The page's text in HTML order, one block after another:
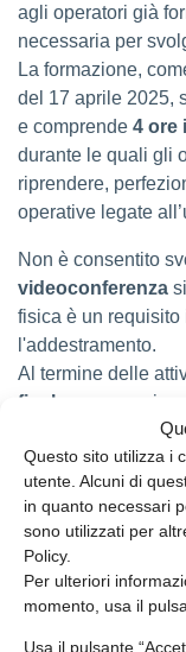
Questo sito utilizza i
utente. Alcuni di
in quanto necessari
sono utilizzati per
Policy.
Per ulteriori
momento, usa il
Usa il pulsante
agli operatori già
necessaria per
La formazione,
del 17 aprile 2025,
e comprende 4 ore
durante le quali gli
riprendere,
operative legate
Non è consentito
videoconferenza
fisica è un
l'addestramento.
Al termine delle
finale
, necessaria
e ottenere il
anni.
Il nostrocorso di
già in possesso
la validità del titolo
in completa